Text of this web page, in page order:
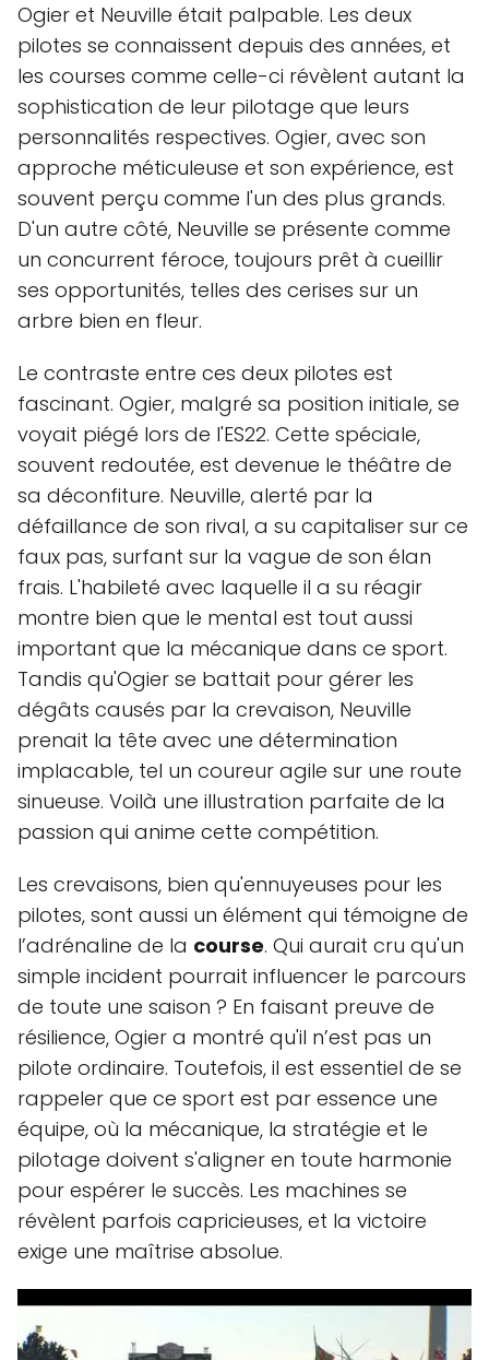
Ogier et Neuville était palpable. Les deux
pilotes se connaissent depuis des années, et
les courses comme celle-ci révèlent autant la
sophistication de leur pilotage que leurs
personnalités respectives. Ogier, avec son
approche méticuleuse et son expérience, est
souvent perçu comme l'un des plus grands.
D'un autre côté, Neuville se présente comme
un concurrent féroce, toujours prêt à cueillir
ses opportunités, telles des cerises sur un
arbre bien en fleur.
Le contraste entre ces deux pilotes est
fascinant. Ogier, malgré sa position initiale, se
voyait piégé lors de l'ES22. Cette spéciale,
souvent redoutée, est devenue le théâtre de
sa déconfiture. Neuville, alerté par la
défaillance de son rival, a su capitaliser sur ce
faux pas, surfant sur la vague de son élan
frais. L'habileté avec laquelle il a su réagir
montre bien que le mental est tout aussi
important que la mécanique dans ce sport.
Tandis qu'Ogier se battait pour gérer les
dégâts causés par la crevaison, Neuville
prenait la tête avec une détermination
implacable, tel un coureur agile sur une route
sinueuse. Voilà une illustration parfaite de la
passion qui anime cette compétition.
Les crevaisons, bien qu'ennuyeuses pour les
pilotes, sont aussi un élément qui témoigne de
l’adrénaline de la course. Qui aurait cru qu'un
simple incident pourrait influencer le parcours
de toute une saison ? En faisant preuve de
résilience, Ogier a montré qu'il n’est pas un
pilote ordinaire. Toutefois, il est essentiel de se
rappeler que ce sport est par essence une
équipe, où la mécanique, la stratégie et le
pilotage doivent s'aligner en toute harmonie
pour espérer le succès. Les machines se
révèlent parfois capricieuses, et la victoire
exige une maîtrise absolue.